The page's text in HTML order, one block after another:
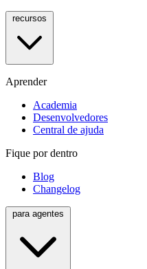
Aprender
Academia
Desenvolvedores
Central de ajuda
Fique por dentro
Blog
Changelog